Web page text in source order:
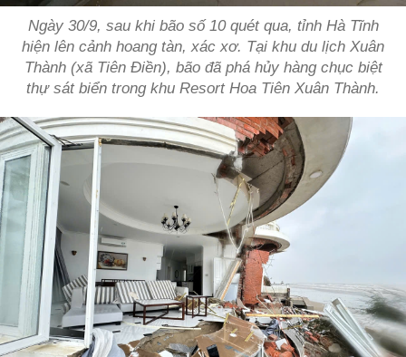
Ngày 30/9, sau khi bão số 10 quét qua, tỉnh Hà Tĩnh
hiện lên cảnh hoang tàn, xác xơ. Tại khu du lịch Xuân
Thành (xã Tiên Điền), bão đã phá hủy hàng chục biệt
thự sát biển trong khu Resort Hoa Tiên Xuân Thành.